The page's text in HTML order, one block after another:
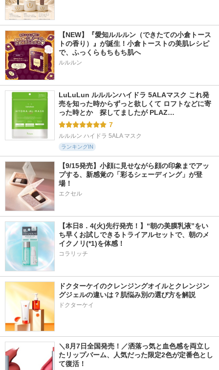
【NEW】『愛知ルルルン（できたての小倉トース
トの香り）』が誕生！小倉トーストの美肌レシピ
で、ふっくらもちもち肌へ
ルルルン
LuLuLun ルルルンハイドラ 5ALAマスク これ発
売を知った時からずっと欲しくて ロフトなどに寄
った時とか　探してましたが PLAZ…
7
ルルルン ハイドラ 5ALA マスク
ランキングIN
【9/15発売】小顔に見せながら顔の印象までアッ
プする、新感覚の「彩るシェーディング」が登
場！
エクセル
【本日8．4(火)先行発売！】“朝の美膜乳液”をい
ち早くお試しできるトライアルセットで、朝のメ
イクノリ(*1)を体感！
コラリッチ
ドクターケイのクレンジングオイルとクレンジン
グジェルの違いは？肌悩み別の選び方を解説
ドクターケイ
＼8月7日全国発売！／洒落っ気と血色感を両立し
たリップバーム、人気だった限定2色が定番色とし
て復活！